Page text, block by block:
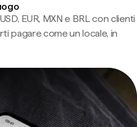
EUR, MXN e BRL con clienti
pagare come un locale, in